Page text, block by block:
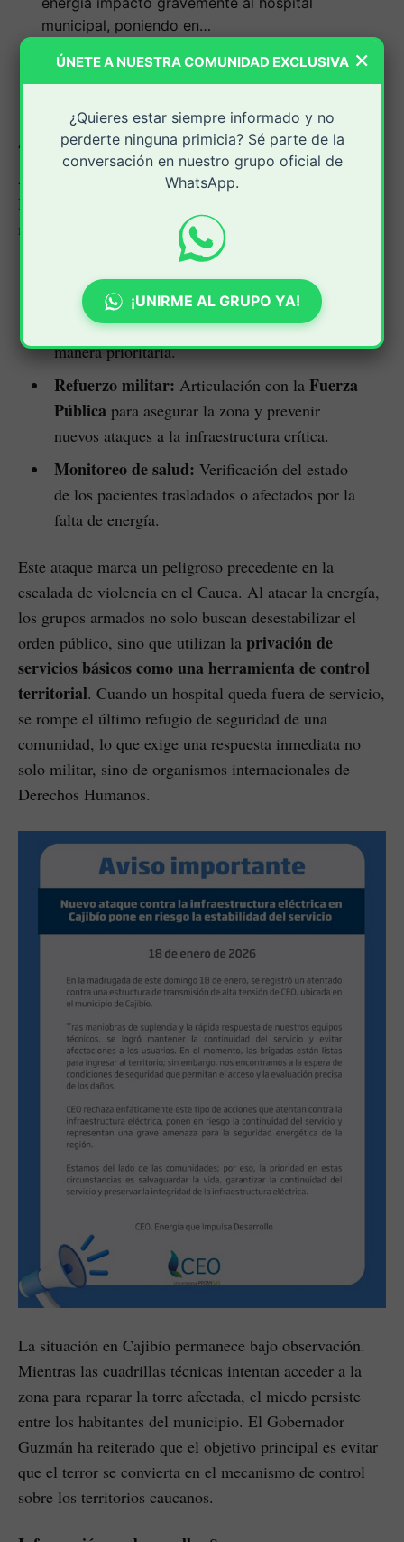
municipal, poniendo en…
January 18, 2026
Acciones de seguridad y orden público
Ante la gravedad de la situación, el Gobierno
Departamental anunció el despliegue de las siguientes
medidas:
Coordinación técnica:Trabajo conjunto con
la empresa prestadora del servicio para
restablecer el fluido eléctrico en el hospital de
manera prioritaria.
Refuerzo militar: Articulación con la Fuerza
Pública para asegurar la zona y prevenir
nuevos ataques a la infraestructura crítica.
Monitoreo de salud: Verificación del estado
de los pacientes trasladados o afectados por la
falta de energía.
Este ataque marca un peligroso precedente en la
escalada de violencia en el Cauca. Al atacar la energía,
los grupos armados no solo buscan desestabilizar el
orden público, sino que utilizan la privación de
servicios básicos como una herramienta de control
territorial. Cuando un hospital queda fuera de servicio,
se rompe el último refugio de seguridad de una
comunidad, lo que exige una respuesta inmediata no
solo militar, sino de organismos internacionales de
Derechos Humanos.
La situación en Cajibío permanece bajo observación.
Mientras las cuadrillas técnicas intentan acceder a la
zona para reparar la torre afectada, el miedo persiste
entre los habitantes del municipio. El Gobernador
Guzmán ha reiterado que el objetivo principal es evitar
que el terror se convierta en el mecanismo de control
sobre los territorios caucanos.
×
ÚNETE A NUESTRA COMUNIDAD EXCLUSIVA
¿Quieres estar siempre informado y no
perderte ninguna primicia? Sé parte de la
conversación en nuestro grupo oficial de
WhatsApp.
¡UNIRME AL GRUPO YA!